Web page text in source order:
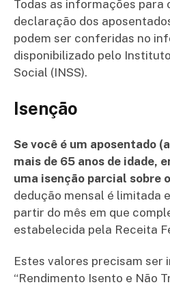
Todas as informações para
declaração dos
podem ser conferidas no
disponibilizado pelo
Social (INSS).
Isenção
Se você é um aposentado
mais de 65 anos de idade,
uma isenção parcial sobre
dedução mensal é limitada
partir do mês em que
estabelecida pela Receita
Estes valores precisam ser
“Rendimento Isento e Não